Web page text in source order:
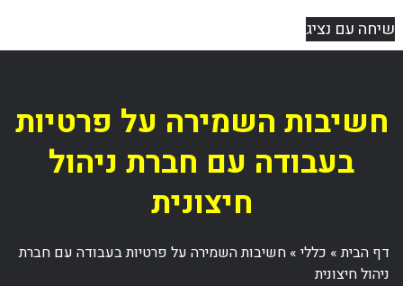
שיחה עם נציג
חשיבות השמירה על פרטיות
בעבודה עם חברת ניהול
חיצונית
דף הבית» כללי» חשיבות השמירה על פרטיות בעבודה עם חברת
ניהול חיצונית